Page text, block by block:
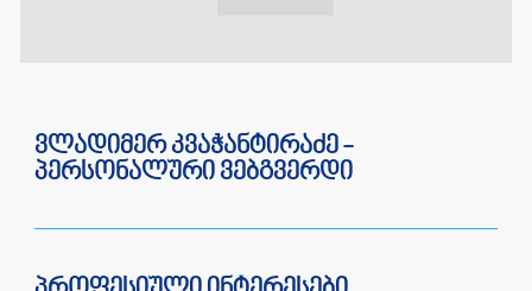
ვლადიმერ კვაჭანტირაძე -
პერსონალური ვებგვერდი